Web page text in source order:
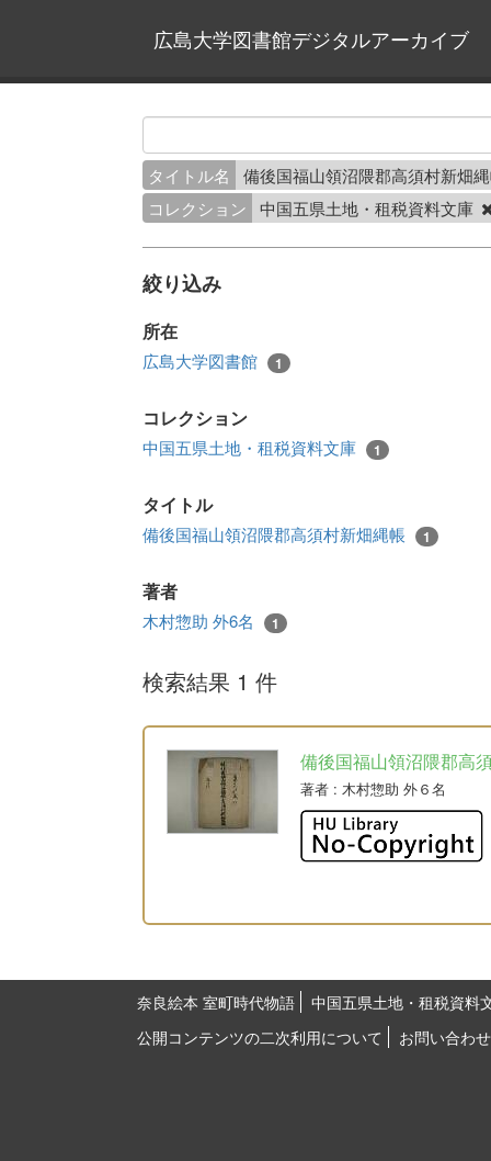
広島大学図書館デジタルアーカイブ
タイトル名
備後国福山領沼隈郡高須村新畑
コレクション
中国五県土地・租税資料文庫
絞り込み
所在
広島大学図書館 1
コレクション
中国五県土地・租税資料文庫 1
タイトル
備後国福山領沼隈郡高須村新畑縄帳 1
著者
木村惣助 外6名 1
検索結果 1 件
備後国福山領沼隈郡高
著者 : 木村惣助 外６名
奈良絵本 室町時代物語
中国五県土地・租税資料
公開コンテンツの二次利用について
お問い合わせ